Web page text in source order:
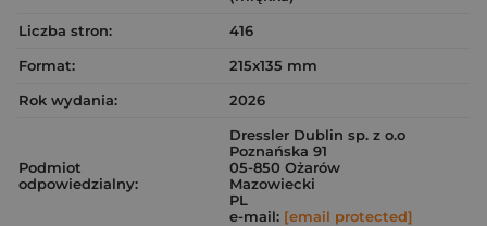
Liczba stron:
416
Format:
215x135 mm
Rok wydania:
2026
Podmiot
odpowiedzialny:
Dressler Dublin sp. z o.o
Poznańska 91
05-850 Ożarów
Mazowiecki
PL
e-mail: [email protected]